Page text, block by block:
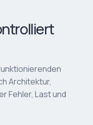
Architektur,
Fehler, Last und